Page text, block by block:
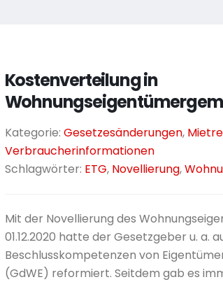
Kostenverteilung in
Kategorie: Gesetzesänderungen,
Verbraucherinformationen
Schlagwörter: ETG, Novellierung,
Mit der Novellierung des
01.12.2020 hatte der Gesetzgeber u. a.
Beschlusskompetenzen von
(GdWE) reformiert. Seitdem gab es